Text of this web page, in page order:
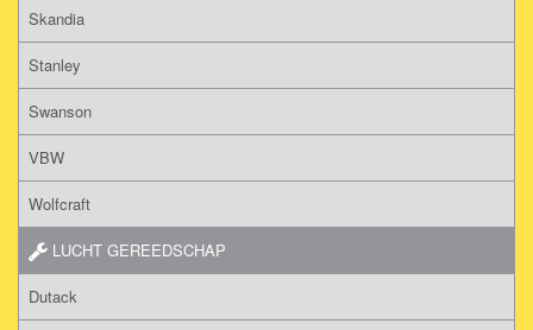
Skandia
Stanley
Swanson
VBW
Wolfcraft
LUCHT GEREEDSCHAP
Dutack